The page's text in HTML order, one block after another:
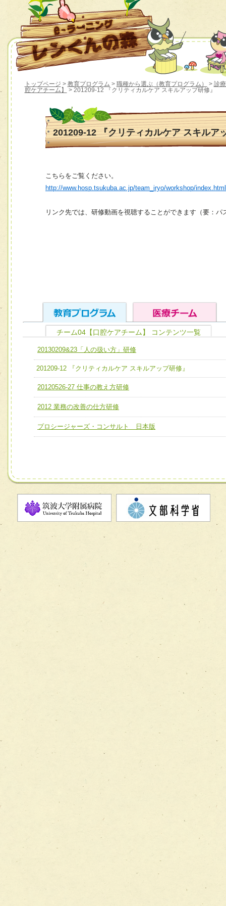
トップページ > 教育プログラム > 職種から選ぶ（教育プログラム） > 診
腔ケアチーム】
> 201209-12 『クリティカルケア スキルアップ研修』
201209-12 『クリティカルケア スキルア
こちらをご覧ください。
http://www.hosp.tsukuba.ac.jp/team_iryo/workshop/
リンク先では、研修動画を視聴することができます（要：パ
ユニット１ 医療人としての基礎能力
全人的医療を実践する医療人として、必要な基礎能力を身
ける
ユニット２ チーム医療構成力
ユニット３ 多職種連携力
他職種の視点とスキルを学び、相互理解と連携を深める
チーム01【病院内横断的問題解決チーム】
チーム02【地域医療連携推進による高度医療を必要とする
宅患者等支援チーム】
チーム03【癌患者服薬サポートチーム】
チーム04【口腔ケアチーム】
チーム07【病院職員に対する院内感染対策教育チーム】
チーム08【地域関係機関と連携した小児リハビリテーショ
チーム】
チーム10【包括的リハビリテーションコンサルテーション
チーム12【こどもの食育支援チーム】
チーム04【口腔ケアチーム】 コンテンツ一覧
20130209&23「人の扱い方」研修
201209-12 『クリティカルケア スキルアップ研修』
20120526-27 仕事の教え方研修
2012 業務の改善の仕方研修
プロシージャーズ・コンサルト 日本版